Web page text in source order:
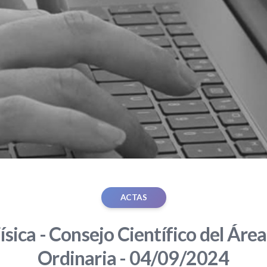
ACTAS
- Consejo Científico del
Ordinaria - 04/09/2024